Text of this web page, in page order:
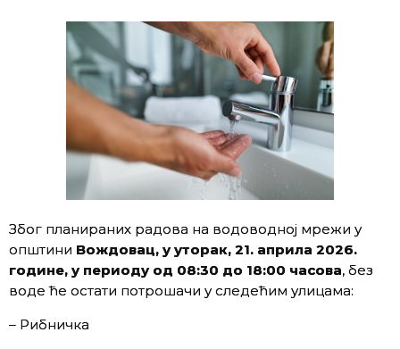
Због планираних радова на водоводној мрежи у
општини Вождовац, у уторак, 21. априла 2026.
године, у периоду од 08:30 до 18:00 часова, без
воде ће остати потрошачи у следећим улицама:
– Рибничка